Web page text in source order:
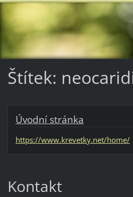
Štítek:
Úvodní stránka
https://www.krevetky.net/home/
Kontakt